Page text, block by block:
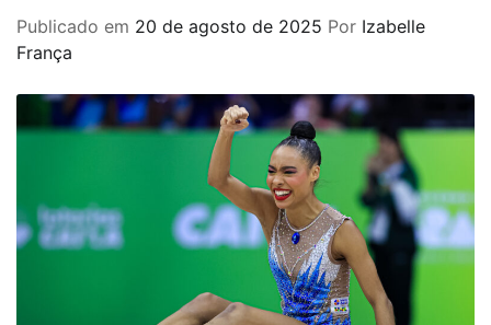
Publicado em 20 de agosto de 2025 Por Izabelle
França